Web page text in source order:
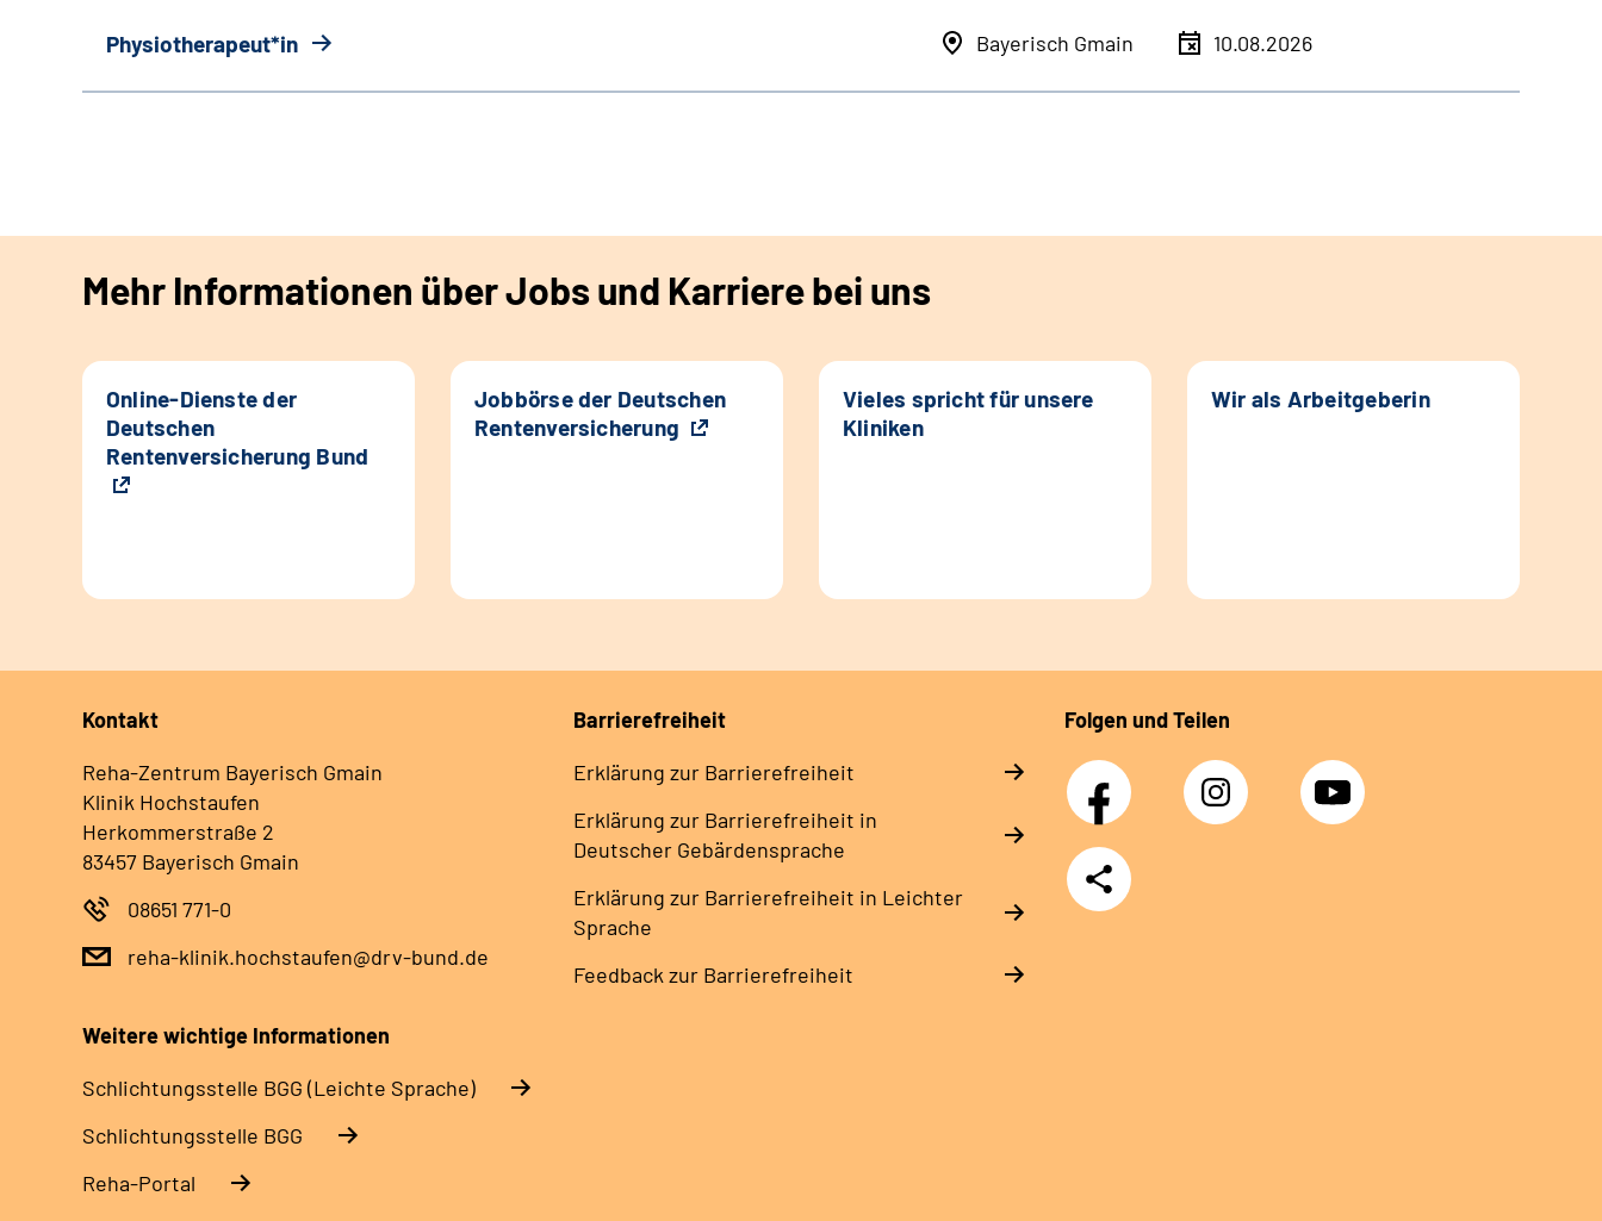
Physiotherapeut*in Bayerisch Gmain 10.08.2026
Mehr Informationen über Jobs und Karriere bei uns
Online-Dienste der
Deutschen
Rentenversicherung Bund
Jobbörse der Deutschen
Rentenversicherung
Vieles spricht für unsere
Kliniken
Wir als Arbeitgeberin
Kontakt
Reha-Zentrum Bayerisch Gmain
Klinik Hochstaufen
Herkommerstraße 2
83457 Bayerisch Gmain
08651 771-0
reha-klinik.hochstaufen@drv-bund.de
Barrierefreiheit
Erklärung zur Barrierefreiheit
Erklärung zur Barrierefreiheit in
Deutscher Gebärdensprache
Erklärung zur Barrierefreiheit in Leichter
Sprache
Feedback zur Barrierefreiheit
Folgen und Teilen
Facebook Instagram YouTube
Teilen
Weitere wichtige Informationen
Schlich­tungs­stel­le BGG (Leichte Sprache)
Schlich­tungs­stel­le BGG
Reha-Portal